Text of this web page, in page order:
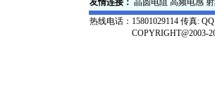
友情连接： 晶圆电阻 高频电感
热线电话： 15801029114 传真:
COPYRIGHT@2003-